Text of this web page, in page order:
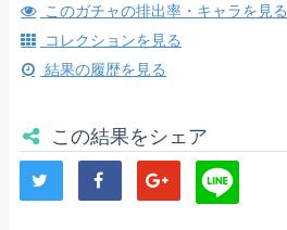
このガチャの排出率・キャラを見る
コレクションを見る
結果の履歴を見る
この結果をシェア